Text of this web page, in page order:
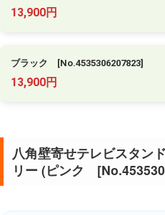
13,900円
ブラック [No.4535306207823]
13,900円
八角壁寄せテレビスタン
リー (ピンク